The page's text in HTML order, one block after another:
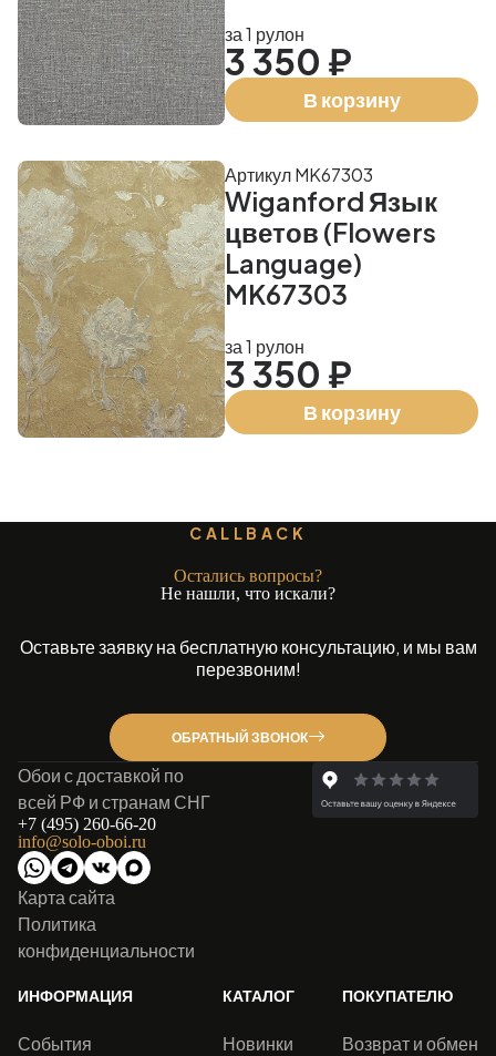
за 1 рулон
3 350 ₽
В корзину
Wiganford Язык
цветов (Flowers
Language)
MK67303
Артикул MK67303
за 1 рулон
3 350 ₽
В корзину
CALLBACK
Остались вопросы?
Не нашли, что искали?
Оставьте заявку на бесплатную консультацию, и мы вам
перезвоним!
ОБРАТНЫЙ ЗВОНОК
Обои с доставкой по
всей РФ и странам СНГ
+7 (495) 260-66-20
info@solo-oboi.ru
Карта сайта
Политика
конфиденциальности
ИНФОРМАЦИЯ
События
КАТАЛОГ
Новинки
ПОКУПАТЕЛЮ
Возврат и обмен